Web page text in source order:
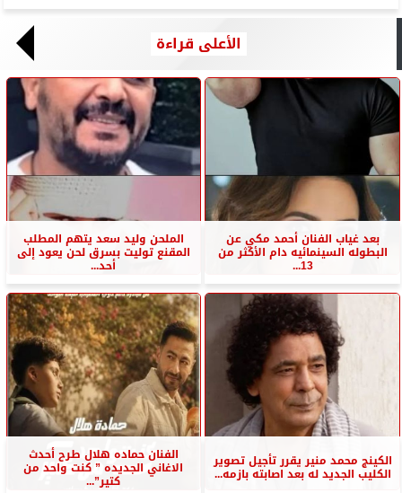
الأعلى قراءة
بعد غياب الفنان أحمد مكي عن
البطوله السينمائيه دام الأكثر من
13...
الملحن وليد سعد يتهم المطلب
المقنع توليت بسرق لحن يعود إلى
أحد...
الكينج محمد منير يقرر تأجيل تصوير
الكليب الجديد له بعد اصابته بازمه...
الفنان حماده هلال طرح أحدث
الاغاني الجديده ” كنت واحد من
كتير”...